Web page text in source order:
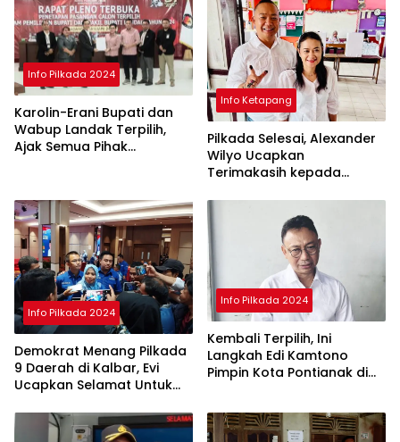
Info Pilkada 2024
Karolin-Erani Bupati dan
Wabup Landak Terpilih,
Ajak Semua Pihak
Info Ketapang
Pilkada Selesai, Alexander
Wilyo Ucapkan
Terimakasih kepada
Info Pilkada 2024
Demokrat Menang Pilkada
9 Daerah di Kalbar, Evi
Ucapkan Selamat Untuk
Info Pilkada 2024
Kembali Terpilih, Ini
Langkah Edi Kamtono
Pimpin Kota Pontianak di